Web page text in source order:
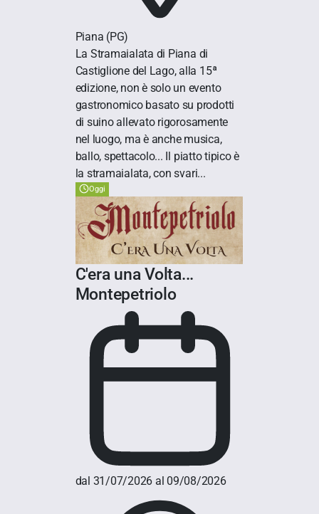
Piana (PG)
La Stramaialata di Piana di
Castiglione del Lago, alla 15ª
edizione, non è solo un evento
gastronomico basato su prodotti
di suino allevato rigorosamente
nel luogo, ma è anche musica,
ballo, spettacolo... Il piatto tipico è
la stramaialata, con svari...
Oggi
C'era una Volta...
Montepetriolo
dal 31/07/2026 al 09/08/2026